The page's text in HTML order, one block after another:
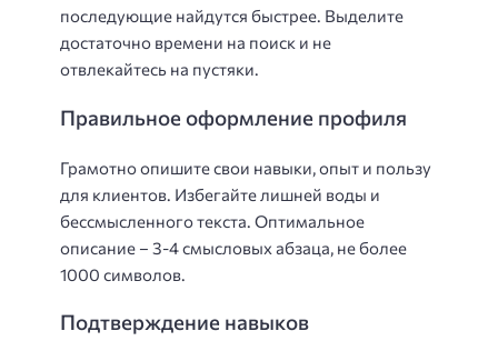
последующие найдутся быстрее. Выделите
достаточно времени на поиск и не
отвлекайтесь на пустяки.
Правильное оформление профиля
Грамотно опишите свои навыки, опыт и пользу
для клиентов. Избегайте лишней воды и
бессмысленного текста. Оптимальное
описание – 3-4 смысловых абзаца, не более
1000 символов.
Подтверждение навыков